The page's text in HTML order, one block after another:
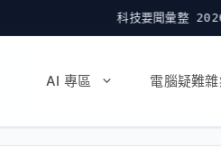
科技要聞彙整 2026-08-07:10 億
AI 專區 電腦疑難